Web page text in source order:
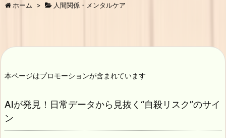
ホーム > 人間関係・メンタルケア
本ページはプロモーションが含まれています
AIが発見！日常データから見抜く“自殺リスク”のサイ
ン